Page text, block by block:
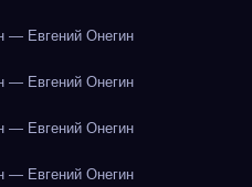
— Евгений Онегин
— Евгений Онегин
— Евгений Онегин
— Евгений Онегин